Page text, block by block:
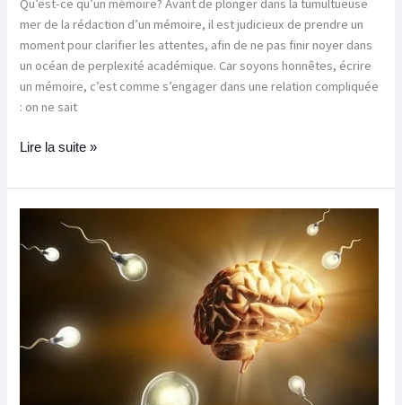
Qu’est-ce qu’un mémoire? Avant de plonger dans la tumultueuse
mer de la rédaction d’un mémoire, il est judicieux de prendre un
moment pour clarifier les attentes, afin de ne pas finir noyer dans
un océan de perplexité académique. Car soyons honnêtes, écrire
un mémoire, c’est comme s’engager dans une relation compliquée
: on ne sait
Lire la suite »
pour
détaillé